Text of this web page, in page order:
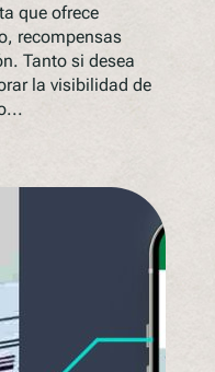
que ofrece
recompensas
Tanto si desea
la visibilidad de